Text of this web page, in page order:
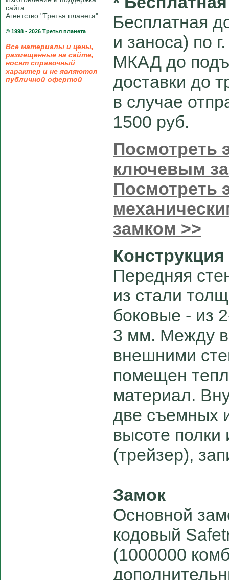
сайта:
Агентство "Третья планета"
© 1998 - 2026 Третья планета
Все материалы и цены,
размещенные на сайте,
носят справочный
характер и не являются
публичной офертой
Бесплатная
и заноса) по
МКАД до
доставки до
в случае
1500 руб.
Посмотреть
ключевым
Посмотреть
замком >>
Конструкция
Передняя
из стали
боковые - из
3 мм. Между
внешними
помещен
материал.
две съемных
высоте полки
(трейзер),
Замок
Основной
кодовый
(1000000